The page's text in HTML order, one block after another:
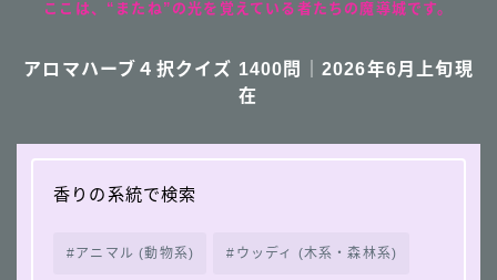
ここは、“またね”の光を覚えている者たちの魔導城です。
アロマハーブ４択クイズ 1400問｜2026年6月上旬現
在
香りの系統で検索
アニマル (動物系) ウッディ (木系・森林系)